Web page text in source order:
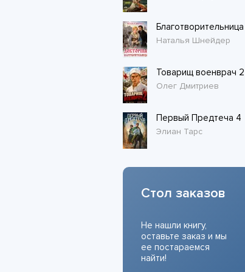
Благотворительница
Наталья Шнейдер
Товарищ военврач 2
Олег Дмитриев
Первый Предтеча 4
Элиан Тарс
Стол заказов
Не нашли книгу,
оставьте заказ и мы
ее постараемся
найти!